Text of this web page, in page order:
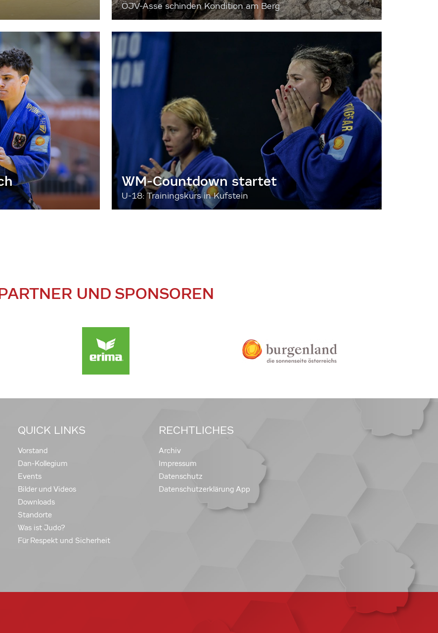
ÖJV-Asse schinden Kondition am Berg
WM-Countdown startet
U-18: Trainingskurs in Kufstein
UND SPONSOREN
QUICK LINKS
Vorstand
Dan-Kollegium
Events
Bilder und Videos
Downloads
Standorte
Was ist Judo?
Für Respekt und Sicherheit
RECHTLICHES
Archiv
Impressum
Datenschutz
Datenschutzerklärung App